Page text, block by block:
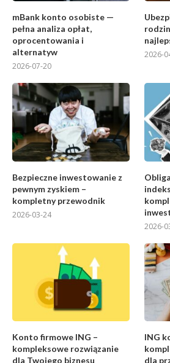
mBank konto osobiste —
pełna analiza opłat,
oprocentowania i
alternatyw
2026-07-20
2026-
Bezpieczne inwestowanie z
pewnym zyskiem –
kompletny przewodnik
2026-03-24
2026-
Konto firmowe ING –
kompleksowe rozwiązanie
dla Twojego biznesu
ING
dla